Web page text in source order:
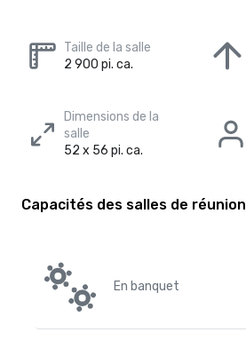
Taille de la salle
2 900 pi. ca.
Dimensions de la
salle
52 x 56 pi. ca.
Capacités des salles de réunion
En banquet